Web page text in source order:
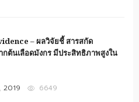
– ผลวิจัยชี้ สารสกัด
กต้นเลือดมังกร มีประสิทธิภาพสูงใน
2019 6649